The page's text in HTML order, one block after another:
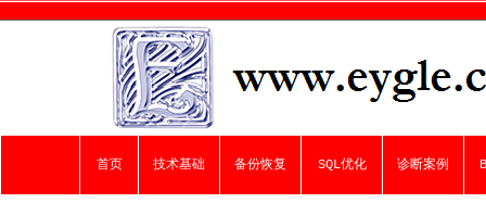
首页 技术基础 备份恢复 SQL优化 诊断案例